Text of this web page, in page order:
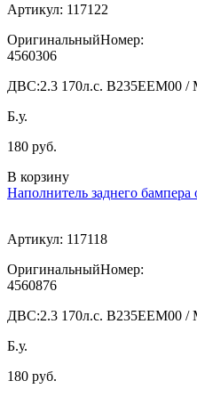
Артикул: 117122
ОригинальныйНомер:
4560306
ДВС:2.3 170л.с. В235ЕЕМ00
Б.у.
180 руб.
В корзину
Наполнитель заднего бампера
Артикул: 117118
ОригинальныйНомер:
4560876
ДВС:2.3 170л.с. В235ЕЕМ00
Б.у.
180 руб.